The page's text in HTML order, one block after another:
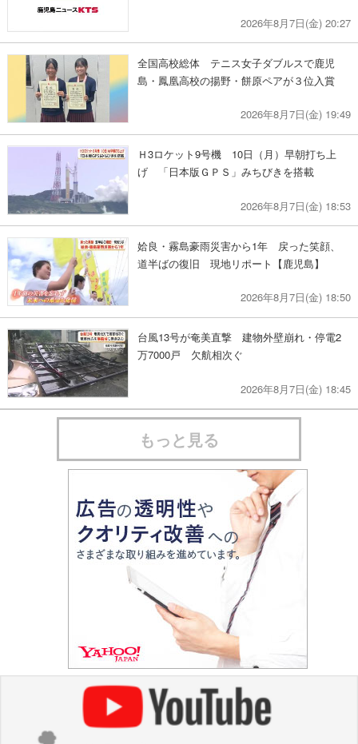
2026年8月7日(金) 20:27
全国高校総体 テニス女子ダブルスで鹿児
島・鳳凰高校の揚野・餅原ペアが３位入賞
2026年8月7日(金) 19:49
Ｈ3ロケット9号機 10日（月）早朝打ち上
げ 「日本版ＧＰＳ」みちびきを搭載
2026年8月7日(金) 18:53
姶良・霧島豪雨災害から1年 戻った笑顔、
道半ばの復旧 現地リポート【鹿児島】
2026年8月7日(金) 18:50
台風13号が奄美直撃 建物外壁崩れ・停電2
万7000戸 欠航相次ぐ
2026年8月7日(金) 18:45
もっと見る